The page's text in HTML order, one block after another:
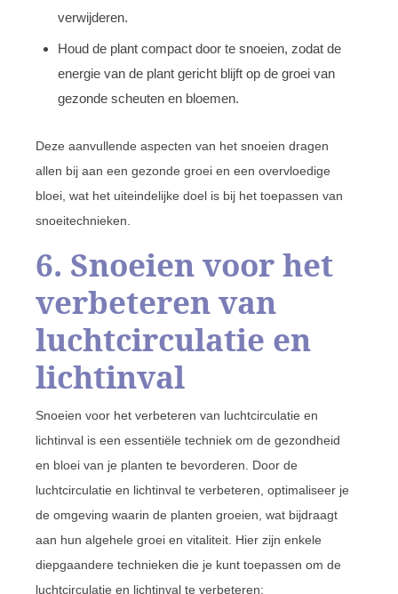
verwijderen.
Houd de plant compact door te snoeien, zodat de
energie van de plant gericht blijft op de groei van
gezonde scheuten en bloemen.
Deze aanvullende aspecten van het snoeien dragen
allen bij aan een gezonde groei en een overvloedige
bloei, wat het uiteindelijke doel is bij het toepassen van
snoeitechnieken.
6. Snoeien voor het
verbeteren van
luchtcirculatie en
lichtinval
Snoeien voor het verbeteren van luchtcirculatie en
lichtinval is een essentiële techniek om de gezondheid
en bloei van je planten te bevorderen. Door de
luchtcirculatie en lichtinval te verbeteren, optimaliseer je
de omgeving waarin de planten groeien, wat bijdraagt
aan hun algehele groei en vitaliteit. Hier zijn enkele
diepgaandere technieken die je kunt toepassen om de
luchtcirculatie en lichtinval te verbeteren: